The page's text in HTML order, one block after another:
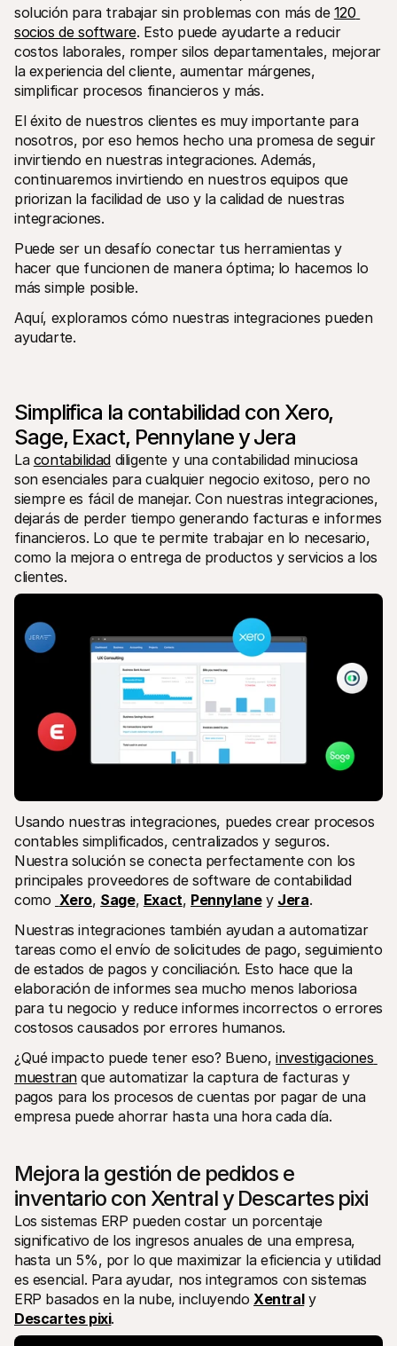
solución para trabajar sin problemas con más de 120
socios de software. Esto puede ayudarte a reducir
costos laborales, romper silos departamentales, mejorar
la experiencia del cliente, aumentar márgenes,
simplificar procesos financieros y más.
El éxito de nuestros clientes es muy importante para
nosotros, por eso hemos hecho una promesa de seguir
invirtiendo en nuestras integraciones. Además,
continuaremos invirtiendo en nuestros equipos que
priorizan la facilidad de uso y la calidad de nuestras
integraciones.
Puede ser un desafío conectar tus herramientas y
hacer que funcionen de manera óptima; lo hacemos lo
más simple posible.
Aquí, exploramos cómo nuestras integraciones pueden
ayudarte.
Simplifica la contabilidad con Xero,
Sage, Exact, Pennylane y Jera
La contabilidad diligente y una contabilidad minuciosa
son esenciales para cualquier negocio exitoso, pero no
siempre es fácil de manejar. Con nuestras integraciones,
dejarás de perder tiempo generando facturas e informes
financieros. Lo que te permite trabajar en lo necesario,
como la mejora o entrega de productos y servicios a los
clientes.
Usando nuestras integraciones, puedes crear procesos
contables simplificados, centralizados y seguros.
Nuestra solución se conecta perfectamente con los
principales proveedores de software de contabilidad
como Xero, Sage, Exact, Pennylane y Jera.
Nuestras integraciones también ayudan a automatizar
tareas como el envío de solicitudes de pago, seguimiento
de estados de pagos y conciliación. Esto hace que la
elaboración de informes sea mucho menos laboriosa
para tu negocio y reduce informes incorrectos o errores
costosos causados por errores humanos.
¿Qué impacto puede tener eso? Bueno, investigaciones
muestran que automatizar la captura de facturas y
pagos para los procesos de cuentas por pagar de una
empresa puede ahorrar hasta una hora cada día.
Mejora la gestión de pedidos e
inventario con Xentral y Descartes pixi
Los sistemas ERP pueden costar un porcentaje
significativo de los ingresos anuales de una empresa,
hasta un 5%, por lo que maximizar la eficiencia y utilidad
es esencial. Para ayudar, nos integramos con sistemas
ERP basados en la nube, incluyendo Xentral y
Descartes pixi.